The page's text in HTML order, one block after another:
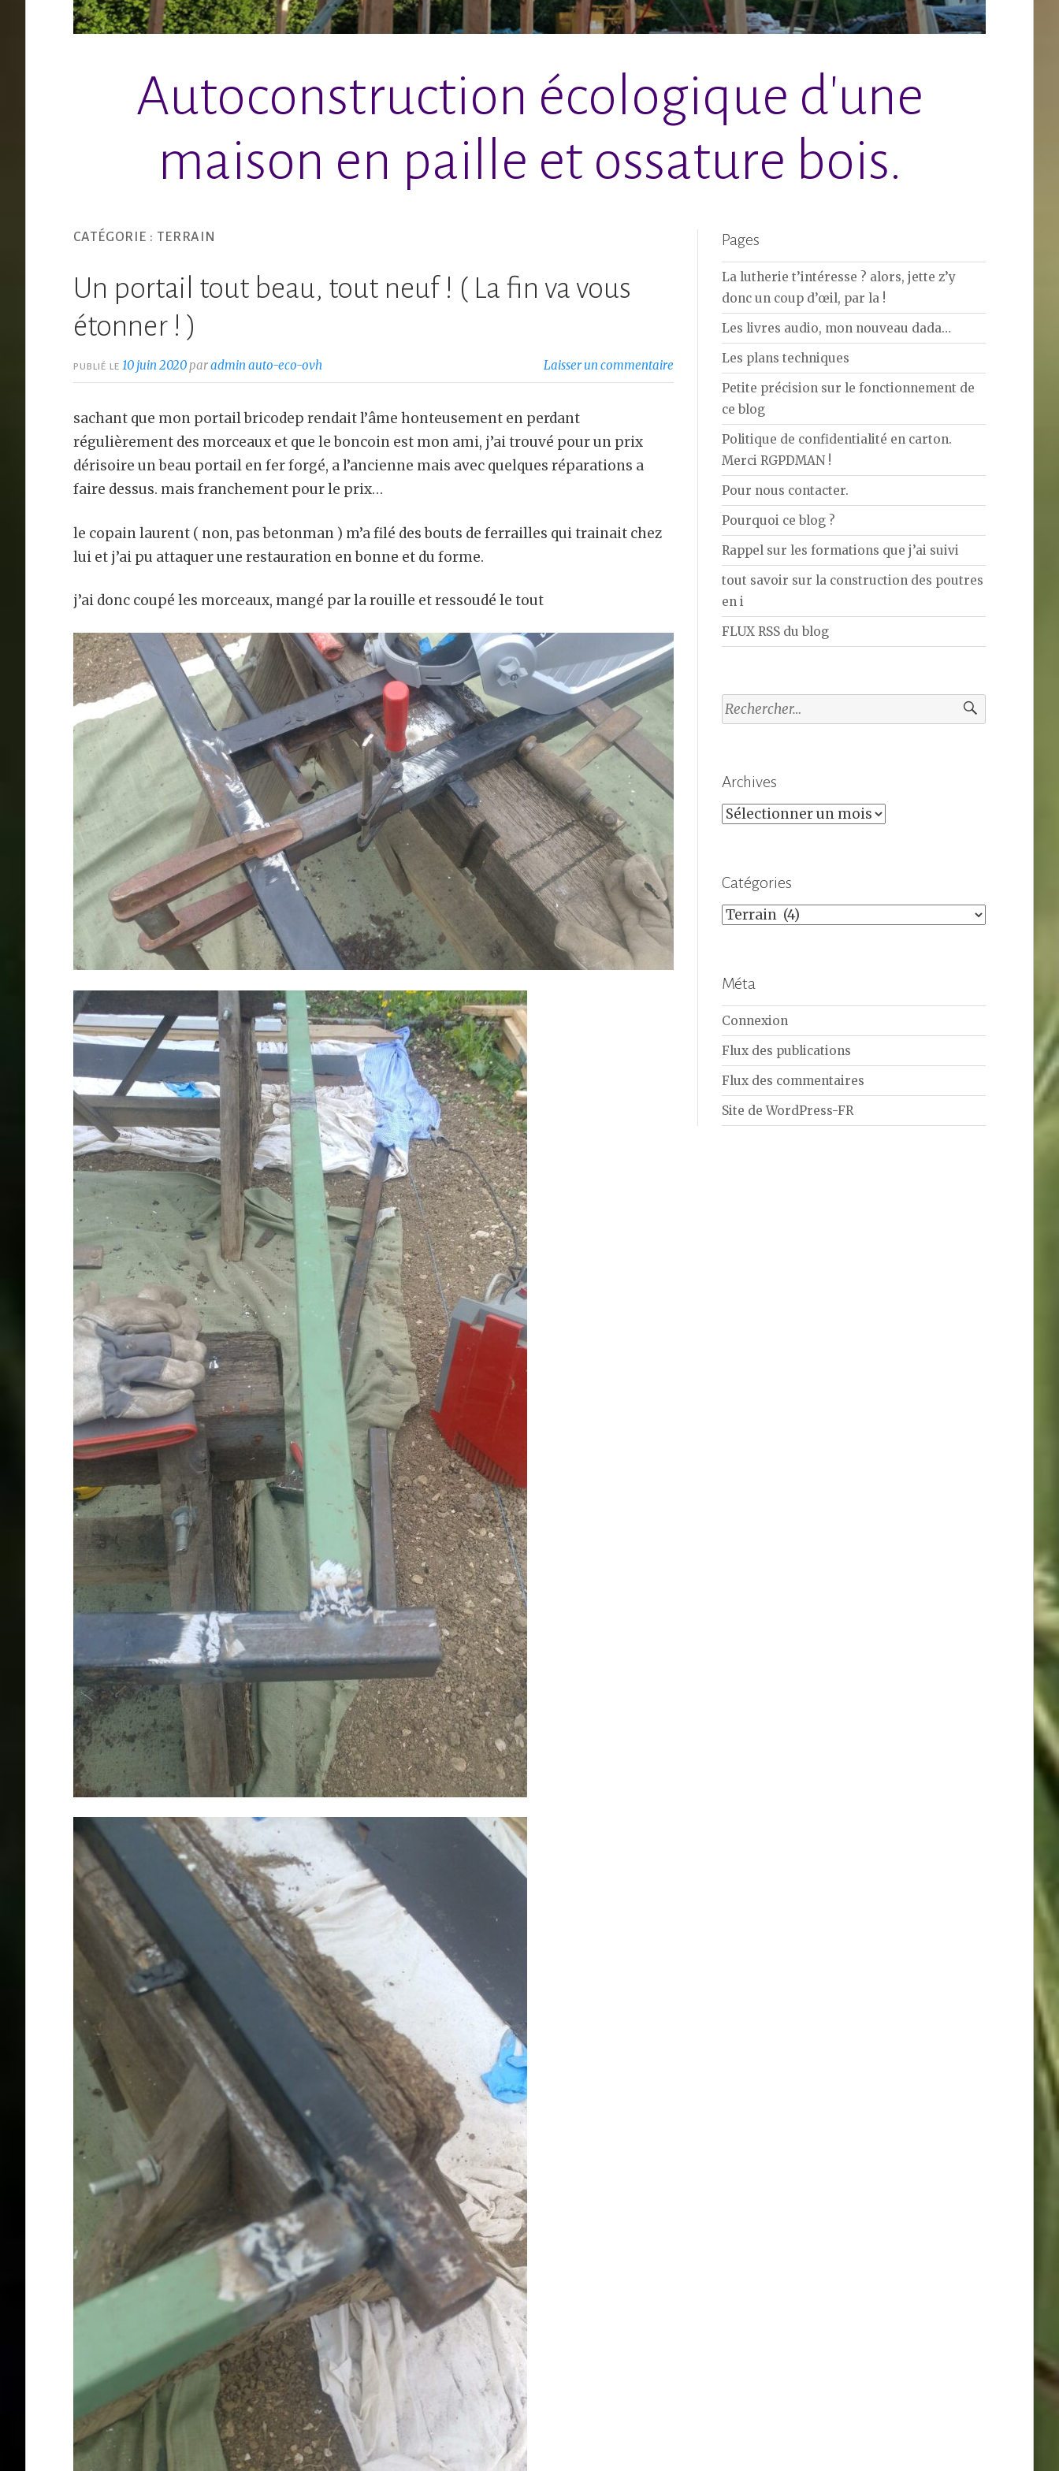
Autoconstruction écologique d'une
maison en paille et ossature bois.
CATÉGORIE : TERRAIN
Un portail tout beau, tout neuf ! ( La fin va vous
étonner ! )
PUBLIÉ LE 10 juin 2020paradmin auto-eco-ovh Laisser un commentaire
sachant que mon portail bricodep rendait l’âme honteusement en perdant
régulièrement des morceaux et que le boncoin est mon ami, j’ai trouvé pour un prix
dérisoire un beau portail en fer forgé, a l’ancienne mais avec quelques réparations a
faire dessus. mais franchement pour le prix…
le copain laurent ( non, pas betonman ) m’a filé des bouts de ferrailles qui trainait chez
lui et j’ai pu attaquer une restauration en bonne et du forme.
j’ai donc coupé les morceaux, mangé par la rouille et ressoudé le tout
Pages
La lutherie t’intéresse ? alors, jette z’y
donc un coup d’œil, par la !
Les livres audio, mon nouveau dada…
Les plans techniques
Petite précision sur le fonctionnement de
ce blog
Politique de confidentialité en carton.
Merci RGPDMAN !
Pour nous contacter.
Pourquoi ce blog ?
Rappel sur les formations que j’ai suivi
tout savoir sur la construction des poutres
en i
FLUX RSS du blog
Rechercher :
Archives
Archives
Catégories
Catégories
Méta
Connexion
Flux des publications
Flux des commentaires
Site de WordPress-FR